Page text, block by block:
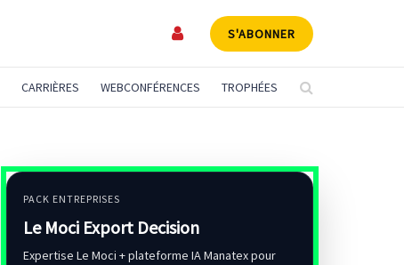
S'ABONNER
CARRIÈRES WEBCONFÉRENCES TROPHÉES
PACK ENTREPRISES
Le Moci Export Decision
Expertise Le Moci + plateforme IA Manatex pour